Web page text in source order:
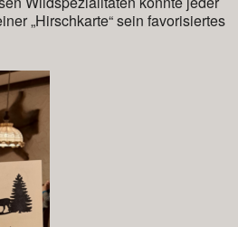
„Hirschkarte“ sein favorisiertes